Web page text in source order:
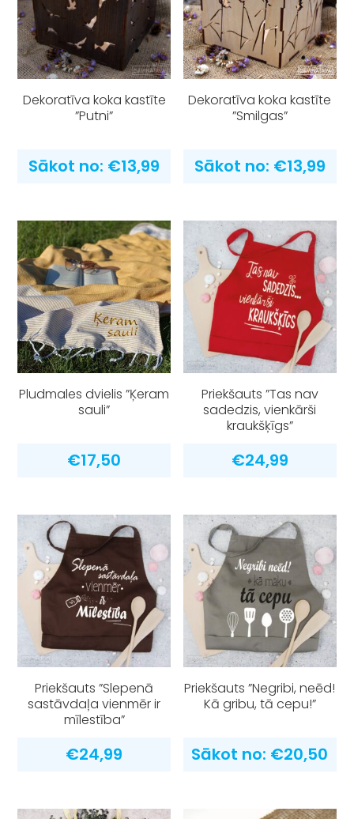
Dekoratīva koka kastīte
”Putni”
Sākot no: €13,99
Dekoratīva koka kastīte
”Smilgas”
Sākot no: €13,99
Pludmales dvielis ”Ķeram
sauli”
€17,50
Priekšauts ”Tas nav
sadedzis, vienkārši
kraukšķīgs”
€24,99
Priekšauts ”Slepenā
sastāvdaļa vienmēr ir
mīlestība”
€24,99
Priekšauts ”Negribi, neēd!
Kā gribu, tā cepu!”
Sākot no: €20,50